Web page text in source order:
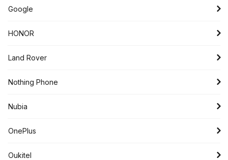
Google
HONOR
Land Rover
Nothing Phone
Nubia
OnePlus
Oukitel